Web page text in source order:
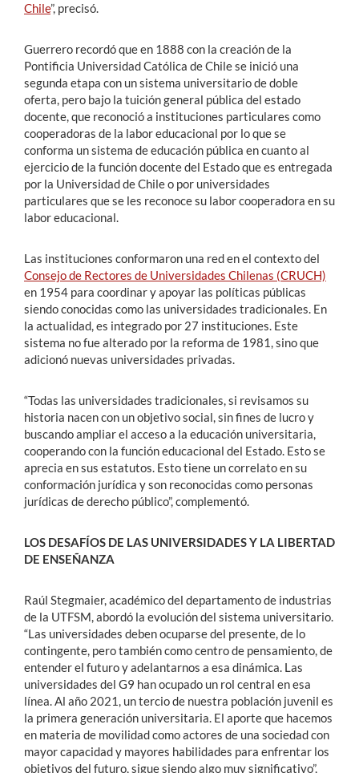
Chile”, precisó.
Guerrero recordó que en 1888 con la creación de la
Pontificia Universidad Católica de Chile se inició una
segunda etapa con un sistema universitario de doble
oferta, pero bajo la tuición general pública del estado
docente, que reconoció a instituciones particulares como
cooperadoras de la labor educacional por lo que se
conforma un sistema de educación pública en cuanto al
ejercicio de la función docente del Estado que es entregada
por la Universidad de Chile o por universidades
particulares que se les reconoce su labor cooperadora en su
labor educacional.
Las instituciones conformaron una red en el contexto del
Consejo de Rectores de Universidades Chilenas (CRUCH)
en 1954 para coordinar y apoyar las políticas públicas
siendo conocidas como las universidades tradicionales. En
la actualidad, es integrado por 27 instituciones. Este
sistema no fue alterado por la reforma de 1981, sino que
adicionó nuevas universidades privadas.
“Todas las universidades tradicionales, si revisamos su
historia nacen con un objetivo social, sin fines de lucro y
buscando ampliar el acceso a la educación universitaria,
cooperando con la función educacional del Estado. Esto se
aprecia en sus estatutos. Esto tiene un correlato en su
conformación jurídica y son reconocidas como personas
jurídicas de derecho público”, complementó.
LOS DESAFÍOS DE LAS UNIVERSIDADES Y LA LIBERTAD
DE ENSEÑANZA
Raúl Stegmaier, académico del departamento de industrias
de la UTFSM, abordó la evolución del sistema universitario.
“Las universidades deben ocuparse del presente, de lo
contingente, pero también como centro de pensamiento, de
entender el futuro y adelantarnos a esa dinámica. Las
universidades del G9 han ocupado un rol central en esa
línea. Al año 2021, un tercio de nuestra población juvenil es
la primera generación universitaria. El aporte que hacemos
en materia de movilidad como actores de una sociedad con
mayor capacidad y mayores habilidades para enfrentar los
objetivos del futuro, sigue siendo algo muy significativo”,